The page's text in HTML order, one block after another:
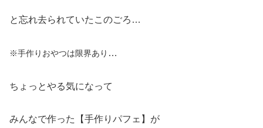
と忘れ去られていたこのごろ…
※手作りおやつは限界あり …
ちょっとやる気になって
みんなで作った【手作りパフェ】が